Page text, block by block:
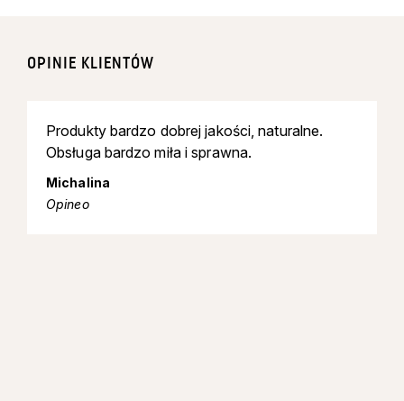
OPINIE KLIENTÓW
Produkty bardzo dobrej jakości, naturalne.
Obsługa bardzo miła i sprawna.
Michalina
Opineo